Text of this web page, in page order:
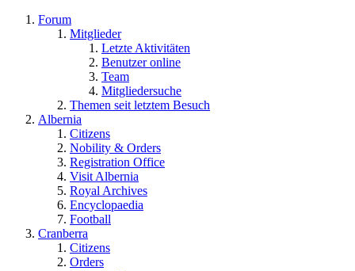
Forum
Mitglieder
Letzte Aktivitäten
Benutzer online
Team
Mitgliedersuche
Themen seit letztem Besuch
Albernia
Citizens
Nobility & Orders
Registration Office
Visit Albernia
Royal Archives
Encyclopaedia
Football
Cranberra
Citizens
Orders